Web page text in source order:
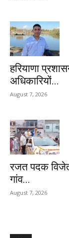
हरियाणा
अधिकारियों...
August 7, 2026
रजत पदक
गांव...
August 7, 2026